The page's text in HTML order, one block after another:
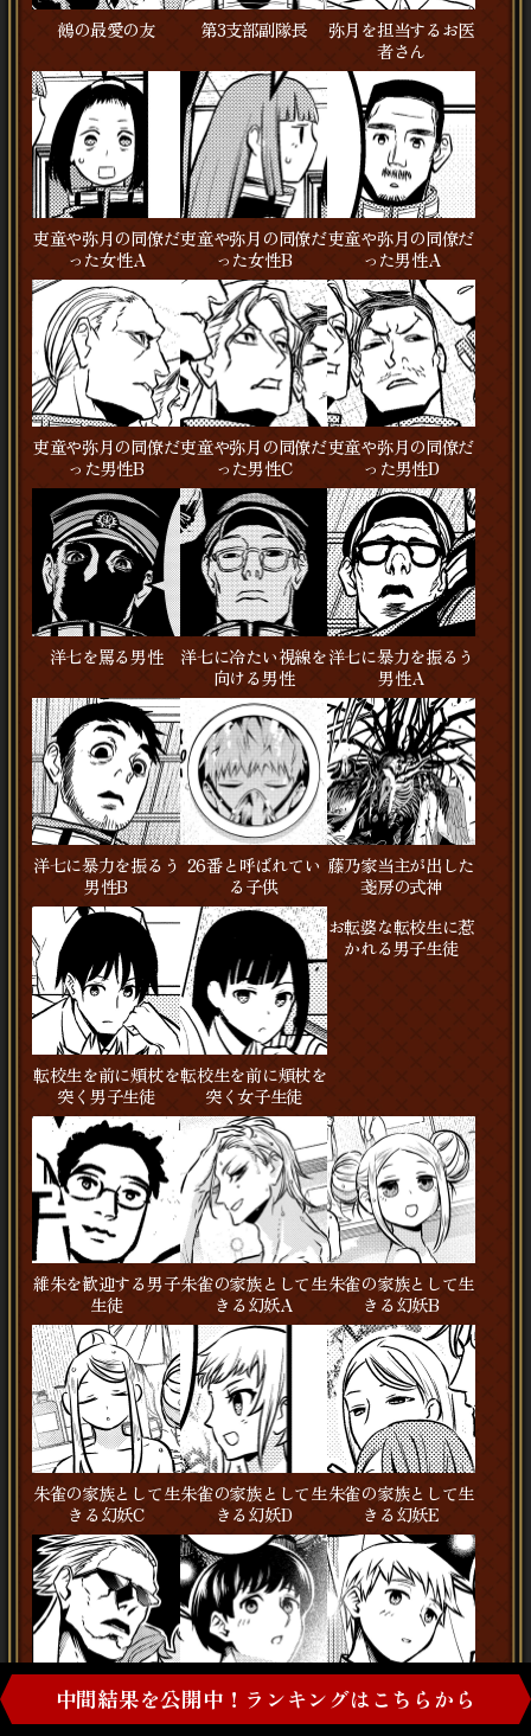
中間結果を公開中！ランキングはこちらから
鵺の最愛の友 第3支部副隊長
弥月を担当するお医
者さん
吏童や弥月の同僚だ
った女性A
吏童や弥月の同僚だ
った女性B
吏童や弥月の同僚だ
った男性A
吏童や弥月の同僚だ
った男性B
吏童や弥月の同僚だ
った男性C
吏童や弥月の同僚だ
った男性D
洋七を罵る男性
洋七に冷たい視線を
向ける男性
洋七に暴力を振るう
男性A
洋七に暴力を振るう
男性B
26番と呼ばれてい
る子供
藤乃家当主が出した
戔房の式神
転校生を前に頬杖を
突く男子生徒
転校生を前に頬杖を
突く女子生徒
お転婆な転校生に惹
かれる男子生徒
維朱を歓迎する男子
生徒
朱雀の家族として生
きる幻妖A
朱雀の家族として生
きる幻妖B
朱雀の家族として生
きる幻妖C
朱雀の家族として生
きる幻妖D
朱雀の家族として生
きる幻妖E
学郎の肩が邪魔だっ
た男性
浴衣姿の七咲に思わ
ず振り返る男性A
浴衣姿の七咲に思わ
ず振り返る男性B